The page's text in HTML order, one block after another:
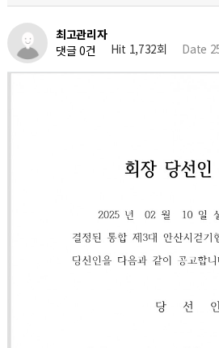
최고관리자
댓글 0건
Hit 1,732회 Date